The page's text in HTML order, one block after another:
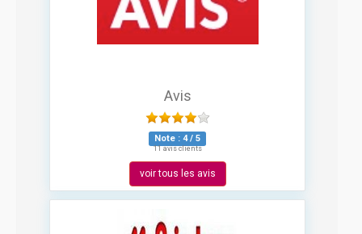
Avis
Note : 4/ 5
11 avis clients
voir tous les avis